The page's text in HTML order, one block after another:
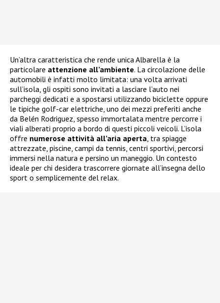
Un’altra caratteristica che rende unica Albarella è la
particolare attenzione all’ambiente. La circolazione delle
automobili è infatti molto limitata: una volta arrivati
sull’isola, gli ospiti sono invitati a lasciare l’auto nei
parcheggi dedicati e a spostarsi utilizzando biciclette oppure
le tipiche golf-car elettriche, uno dei mezzi preferiti anche
da Belén Rodriguez, spesso immortalata mentre percorre i
viali alberati proprio a bordo di questi piccoli veicoli. L’isola
offre numerose attività all’aria aperta , tra spiagge
attrezzate, piscine, campi da tennis, centri sportivi, percorsi
immersi nella natura e persino un maneggio. Un contesto
ideale per chi desidera trascorrere giornate all’insegna dello
sport o semplicemente del relax.